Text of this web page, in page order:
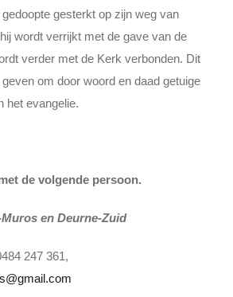
gesterkt op zijn weg van
wordt verrijkt met de gave van de
verder met de Kerk verbonden. Dit
om door woord en daad getuige
het evangelie.
de volgende persoon.
en Deurne-Zuid
247 361,